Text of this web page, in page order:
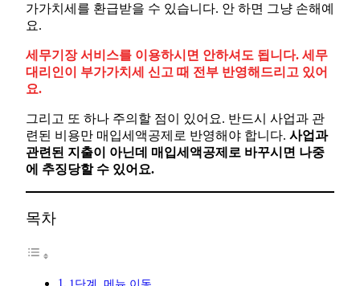
가가치세를 환급받을 수 있습니다. 안 하면 그냥 손해예
요.
세무기장 서비스를 이용하시면 안하셔도 됩니다. 세무
대리인이 부가가치세 신고 때 전부 반영해드리고 있어
요.
그리고 또 하나 주의할 점이 있어요. 반드시 사업과 관
련된 비용만 매입세액공제로 반영해야 합니다. 사업과
관련된 지출이 아닌데 매입세액공제로 바꾸시면 나중
에 추징당할 수 있어요.
목차